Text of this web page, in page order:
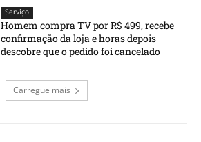
Serviço
Homem compra TV por R$ 499, recebe
confirmação da loja e horas depois
descobre que o pedido foi cancelado
Carregue mais